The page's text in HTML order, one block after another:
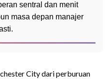
sentral dan menit
masa depan manajer
City dari perburuan